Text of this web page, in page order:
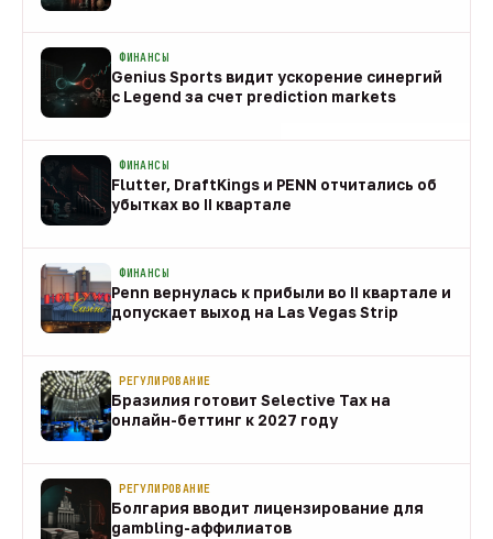
ФИНАНСЫ
Genius Sports видит ускорение синергий
с Legend за счет prediction markets
ФИНАНСЫ
Flutter, DraftKings и PENN отчитались об
убытках во II квартале
ФИНАНСЫ
Penn вернулась к прибыли во II квартале и
допускает выход на Las Vegas Strip
РЕГУЛИРОВАНИЕ
Бразилия готовит Selective Tax на
онлайн-беттинг к 2027 году
РЕГУЛИРОВАНИЕ
Болгария вводит лицензирование для
gambling-аффилиатов